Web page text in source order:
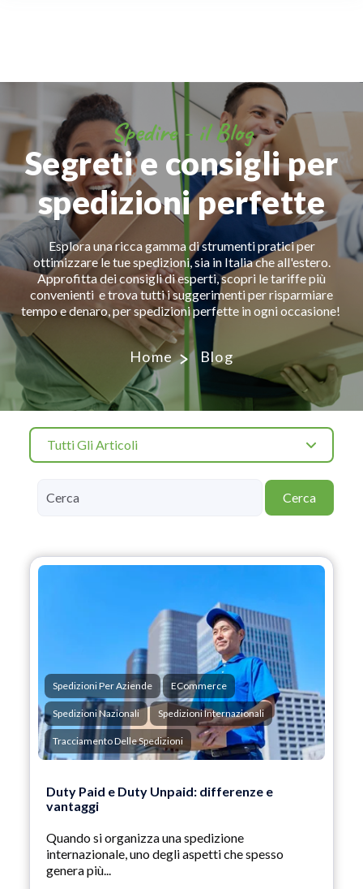
Spedire - il Blog
Segreti e consigli per
spedizioni perfette
Esplora una ricca gamma di strumenti pratici per
ottimizzare le tue spedizioni, sia in Italia che all'estero.
Approfitta dei consigli di esperti, scopri le tariffe più
convenienti e trova tutti i suggerimenti per risparmiare
tempo e denaro, per spedizioni perfette in ogni occasione!
Home Blog
Tutti Gli Articoli
Cerca
Spedizioni Per Aziende ECommerce
Spedizioni Nazionali Spedizioni Internazionali
Tracciamento Delle Spedizioni
Duty Paid e Duty Unpaid: differenze e
vantaggi
Quando si organizza una spedizione
internazionale, uno degli aspetti che spesso
genera più...